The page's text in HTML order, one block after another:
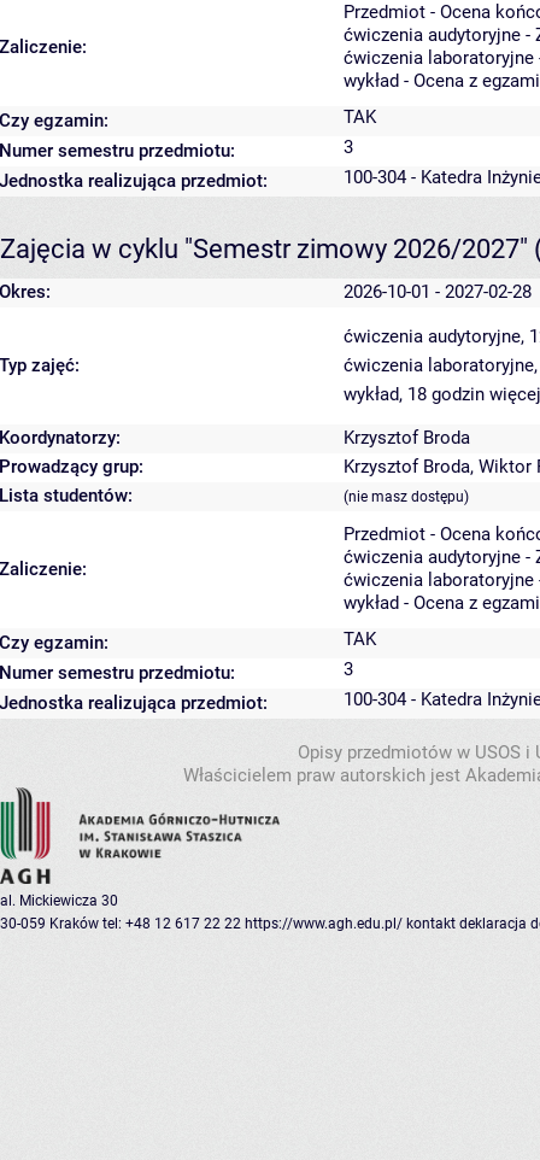
Zaliczenie:
Przedmiot - Ocena
ćwiczenia audytoryjne -
ćwiczenia laboratoryjne
wykład - Ocena z
Czy egzamin:
TAK
Numer semestru przedmiotu:
3
Jednostka realizująca przedmiot:
100-304 - Katedra
Zajęcia w cyklu "Semestr zimowy 2026/2027"
Okres: 2026-10-01 - 2027-02-28
Typ zajęć:
ćwiczenia audytoryjne,
ćwiczenia
wykład, 18 godzin
Koordynatorzy:
Krzysztof Broda
Prowadzący grup:
Krzysztof Broda, Wiktor
Lista studentów:
(nie masz dostępu)
Zaliczenie:
Przedmiot - Ocena
ćwiczenia audytoryjne -
ćwiczenia laboratoryjne
wykład - Ocena z
Czy egzamin:
TAK
Numer semestru przedmiotu:
3
Jednostka realizująca przedmiot:
100-304 - Katedra
Opisy przedmiotów w USOS
Właścicielem praw autorskich jest
al. Mickiewicza 30
30-059 Kraków tel: +48 12 617 22 22 https://www.agh.edu.pl/ kontakt deklaracja